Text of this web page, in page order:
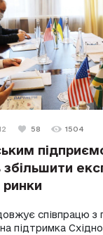
58 1504
ринки
співпрацю з
підтримка